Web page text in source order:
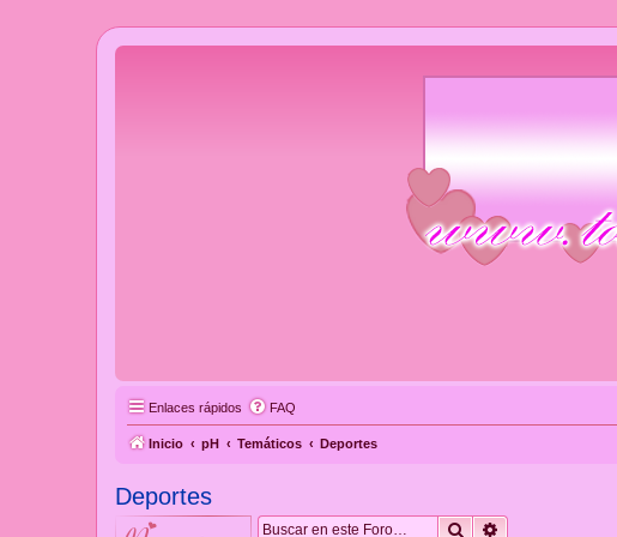
Enlaces rápidos FAQ
Inicio pH Temáticos Deportes
Deportes
Buscar